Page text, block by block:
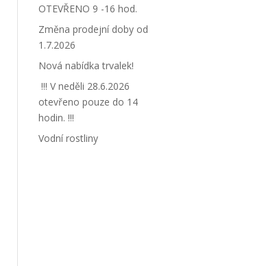
OTEVŘENO 9 -16 hod.
Změna prodejní doby od
1.7.2026
Nová nabídka trvalek!
!!! V neděli 28.6.2026
otevřeno pouze do 14
hodin. !!!
Vodní rostliny